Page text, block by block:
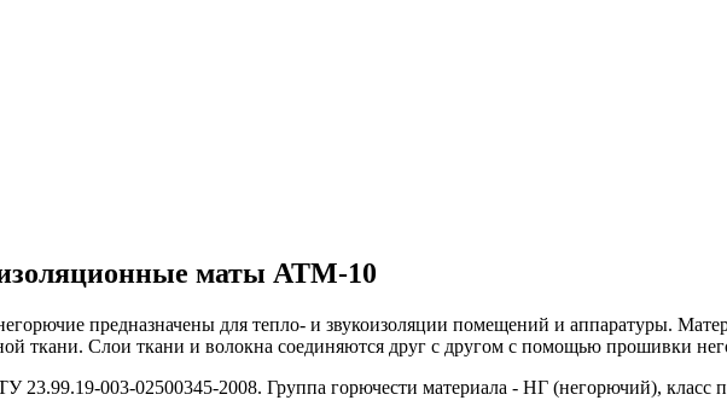
маты АТМ-10
предназначены для тепло- и звукоизоляции помещений и аппаратуры.
ткани. Слои ткани и волокна соединяются друг с другом с помощью прошивки
23.99.19-003-02500345-2008. Группа горючести материала - НГ (негорючий),